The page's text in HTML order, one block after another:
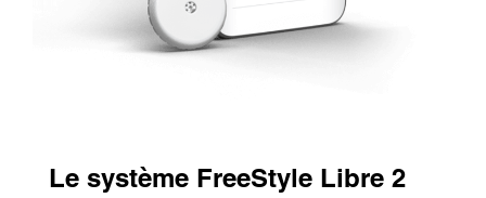
Le système FreeStyle Libre 2